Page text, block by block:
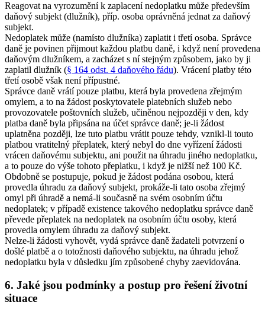
Reagovat na vyrozumění k zaplacení nedoplatku může především
daňový subjekt (dlužník), příp. osoba oprávněná jednat za daňový
subjekt.
Nedoplatek může (namísto dlužníka) zaplatit i třetí osoba. Správce
daně je povinen přijmout každou platbu daně, i když není provedena
daňovým dlužníkem, a zacházet s ní stejným způsobem, jako by ji
zaplatil dlužník (§ 164 odst. 4 daňového řádu). Vrácení platby této
třetí osobě však není přípustné.
Správce daně vrátí pouze platbu, která byla provedena zřejmým
omylem, a to na žádost poskytovatele platebních služeb nebo
provozovatele poštovních služeb, učiněnou nejpozději v den, kdy
platba daně byla připsána na účet správce daně; je-li žádost
uplatněna později, lze tuto platbu vrátit pouze tehdy, vznikl-li touto
platbou vratitelný přeplatek, který nebyl do dne vyřízení žádosti
vrácen daňovému subjektu, ani použit na úhradu jiného nedoplatku,
a to pouze do výše tohoto přeplatku, i když je nižší než 100 Kč.
Obdobně se postupuje, pokud je žádost podána osobou, která
provedla úhradu za daňový subjekt, prokáže-li tato osoba zřejmý
omyl při úhradě a nemá-li současně na svém osobním účtu
nedoplatek; v případě existence takového nedoplatku správce daně
převede přeplatek na nedoplatek na osobním účtu osoby, která
provedla omylem úhradu za daňový subjekt.
Nelze-li žádosti vyhovět, vydá správce daně žadateli potvrzení o
došlé platbě a o totožnosti daňového subjektu, na úhradu jehož
nedoplatku byla v důsledku jím způsobené chyby zaevidována.
6. Jaké jsou podmínky a postup pro řešení životní
situace